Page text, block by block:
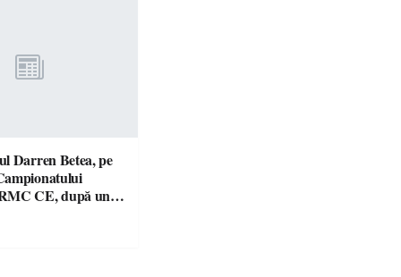
Darren Betea, pe
CE, după un